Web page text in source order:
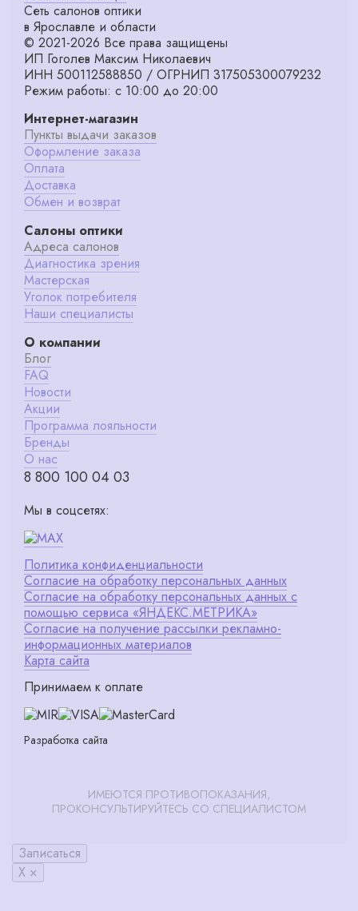
Сеть салонов оптики
в Ярославле и области
© 2021-2026 Все права защищены
ИП Гоголев Максим Николаевич
ИНН 500112588850 / ОГРНИП 317505300079232
Режим работы: с 10:00 до 20:00
Интернет-магазин
Пункты выдачи заказов
Оформление заказа
Оплата
Доставка
Обмен и возврат
Салоны оптики
Адреса салонов
Диагностика зрения
Мастерская
Уголок потребителя
Наши специалисты
О компании
Блог
FAQ
Новости
Акции
Программа лояльности
Бренды
О нас
8 800 100 04 03
Мы в соцсетях:
Политика конфиденциальности
Согласие на обработку персональных данных
Согласие на обработку персональных данных с
помощью сервиса «ЯНДЕКС.МЕТРИКА»
Согласие на получение рассылки рекламно-
информационных материалов
Карта сайта
Принимаем к оплате
Разработка сайта
ИМЕЮТСЯ ПРОТИВОПОКАЗАНИЯ,
ПРОКОНСУЛЬТИРУЙТЕСЬ СО СПЕЦИАЛИСТОМ
Записаться
X ×